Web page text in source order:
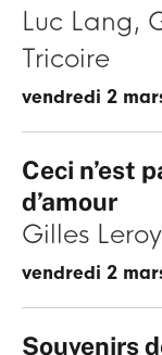
Luc Lang
Tricoire
vendredi 2
Ceci n’est
d’amour
Gilles Leroy
vendredi 2
Souvenirs